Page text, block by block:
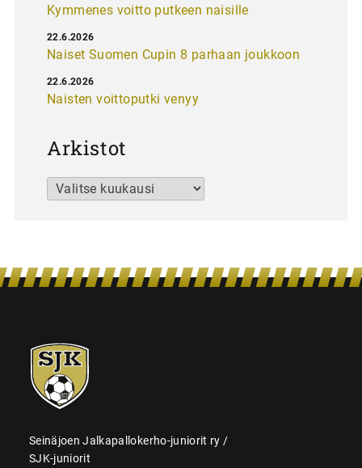
Kymmenes voitto putkeen naisille
Naiset Suomen Cupin 8 parhaan joukkoon
22.6.2026
Naisten voittoputki venyy
22.6.2026
Arkistot
Arkistot
SJK-
juniorit
Seinäjoen Jalkapallokerho-juniorit ry /
SJK-juniorit